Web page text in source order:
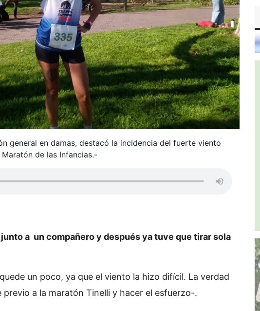
general en damas, destacó la incidencia del fuerte viento
de las Infancias.-
a un compañero y después ya tuve que tirar sola
un poco, ya que el viento la hizo difícil. La verdad
previo a la maratón Tinelli y hacer el esfuerzo-.